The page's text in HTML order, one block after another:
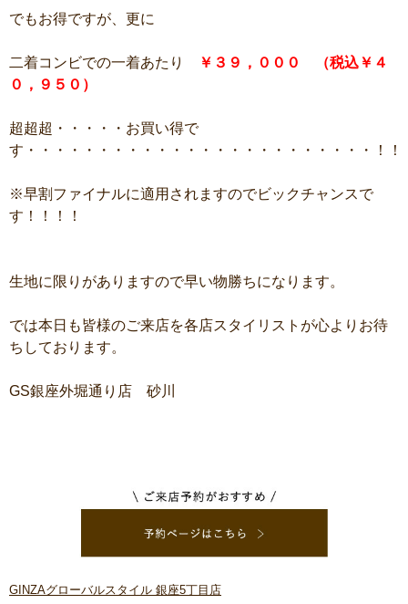
でもお得ですが、更に
二着コンビでの一着あたり
￥３９，０００ （税込￥４
０，９５０）
超超超・・・・・お買い得で
す・・・・・・・・・・・・・・・・・・・・・・・・！！
※早割ファイナルに適用されますのでビックチャンスで
す！！！！
生地に限りがありますので早い物勝ちになります。
では本日も皆様のご来店を各店スタイリストが心よりお待
ちしております。
GS銀座外堀通り店 砂川
GINZAグローバルスタイル 銀座5丁目店